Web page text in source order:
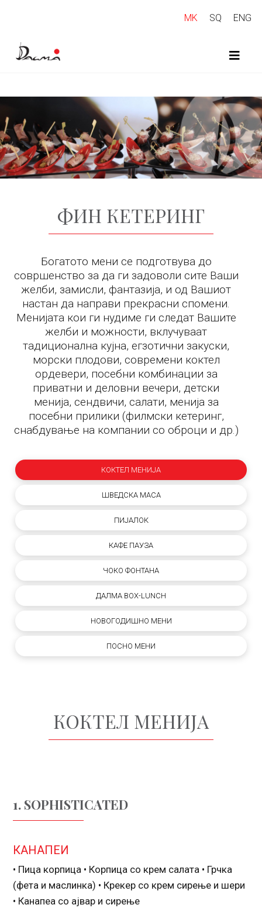
MK SQ ENG
ФИН КЕТЕРИНГ
Богатото мени се подготвува до
совршенство за да ги задоволи сите Ваши
желби, замисли, фантазија, и од Вашиот
настан да направи прекрасни спомени.
Менијата кои ги нудиме ги следат Вашите
желби и можности, вклучуваат
тадиционална кујна, егзотични закуски,
морски плодови, современи коктел
ордевери, посебни комбинации за
приватни и деловни вечери, детски
менија, сендвичи, салати, менија за
посебни прилики (филмски кетеринг,
снабдување на компании со оброци и др.)
КОКТЕЛ МЕНИЈА
ШВЕДСКА МАСА
ПИЈАЛОК
КАФЕ ПАУЗА
ЧОКО ФОНТАНА
ДАЛМА BOX-LUNCH
НОВОГОДИШНО МЕНИ
ПОСНО МЕНИ
КОКТЕЛ МЕНИЈА
1. SOPHISTICATED
КАНАПЕИ
• Пица корпица • Корпица со крем салата • Грчка
(фета и маслинка) • Крекер со крем сирење и шери
• Канапеа со ајвар и сирење